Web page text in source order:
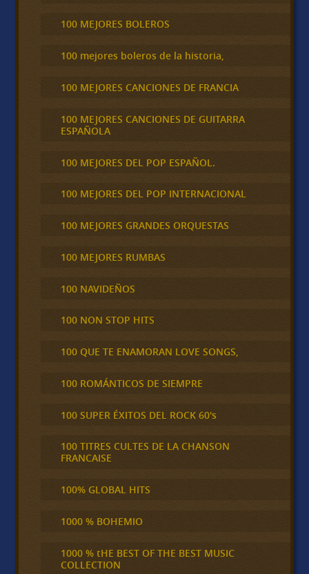
100 MEJORES BOLEROS
100 mejores boleros de la historia,
100 MEJORES CANCIONES DE FRANCIA
100 MEJORES CANCIONES DE GUITARRA
ESPAÑOLA
100 MEJORES DEL POP ESPAÑOL.
100 MEJORES DEL POP INTERNACIONAL
100 MEJORES GRANDES ORQUESTAS
100 MEJORES RUMBAS
100 NAVIDEÑOS
100 NON STOP HITS
100 QUE TE ENAMORAN LOVE SONGS,
100 ROMÁNTICOS DE SIEMPRE
100 SUPER ÉXITOS DEL ROCK 60's
100 TITRES CULTES DE LA CHANSON
FRANCAISE
100% GLOBAL HITS
1000 % BOHEMIO
1000 % tHE BEST OF THE BEST MUSIC
COLLECTION